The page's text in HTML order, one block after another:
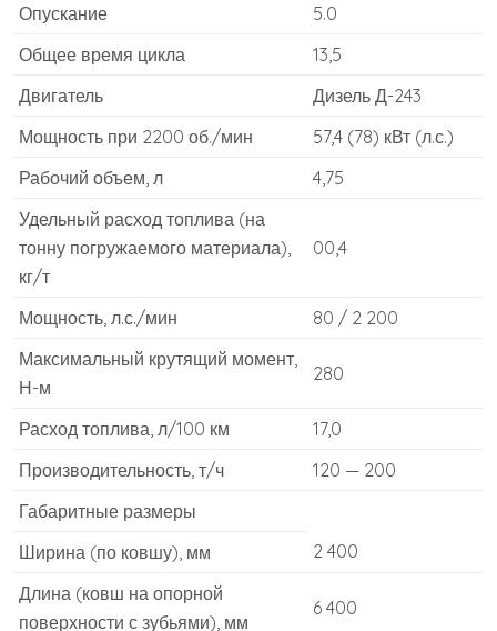
Опускание
5.0
Общее время цикла
13,5
Двигатель
Дизель Д-243
Мощность при 2200 об./мин
57,4 (78) кВт (л.с.)
Рабочий объем, л
4,75
Удельный расход топлива (на
тонну погружаемого материала),
кг/т
00,4
Мощность, л.с./мин
80 / 2 200
Максимальный крутящий момент,
Н-м
280
Расход топлива, л/100 км
17,0
Производительность, т/ч
120 — 200
Габаритные размеры
Ширина (по ковшу), мм
2 400
Длина (ковш на опорной
поверхности с зубьями), мм
6 400